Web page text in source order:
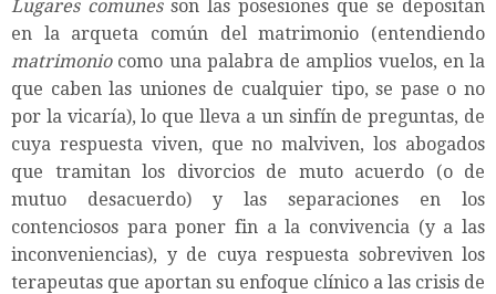
Lugares comunesson las posesiones que se depositan
en la arqueta común del matrimonio (entendiendo
matrimoniocomo una palabra de amplios vuelos, en la
que caben las uniones de cualquier tipo, se pase o no
por la vicaría), lo que lleva a un sinfín de preguntas, de
cuya respuesta viven, que no malviven, los abogados
que tramitan los divorcios de muto acuerdo (o de
mutuo desacuerdo) y las separaciones en los
contenciosos para poner fin a la convivencia (y a las
inconveniencias), y de cuya respuesta sobreviven los
terapeutas que aportan su enfoque clínico a las crisis de